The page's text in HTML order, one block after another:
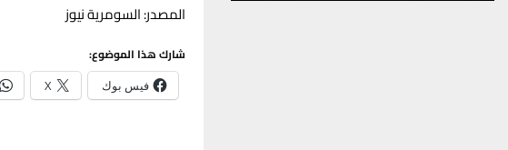
المصدر: السومرية نيوز
شارك هذا الموضوع:
فيس بوك X